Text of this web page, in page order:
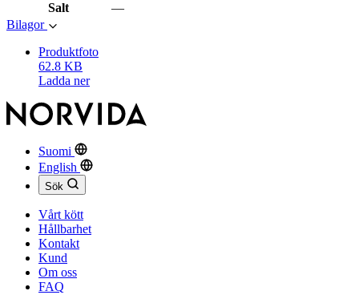
Salt
—
Bilagor
Produktfoto
62.8 KB
Ladda ner
Suomi
English
Sök
Vårt kött
Hållbarhet
Kontakt
Kund
Om oss
FAQ